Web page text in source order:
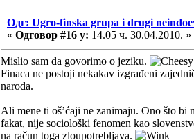
Одг: Ugro-finska grupa i drugi
« Одговор #16 у: 14.05 ч. 30.04.2010. »
Mislio sam da govorimo o jeziku.
Finaca ne postoji nekakav izgrađeni
naroda.
Ali mene ti oš’ćaji ne zanimaju. Ono što bi
fakat, nije sociološki fenomen kao
na račun toga zloupotrebljava.